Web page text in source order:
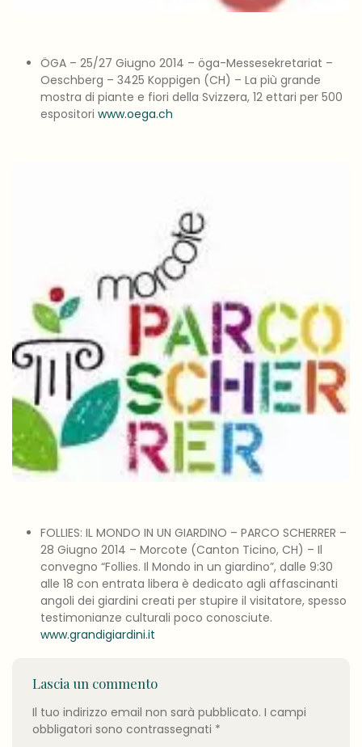
ÖGA – 25/27 Giugno 2014 – öga-Messesekretariat –
Oeschberg – 3425 Koppigen (CH) – La più grande
mostra di piante e fiori della Svizzera, 12 ettari per 500
espositori www.oega.ch
FOLLIES: IL MONDO IN UN GIARDINO – PARCO SCHERRER –
28 Giugno 2014 – Morcote (Canton Ticino, CH) – Il
convegno “Follies. Il Mondo in un giardino”, dalle 9:30
alle 18 con entrata libera è dedicato agli affascinanti
angoli dei giardini creati per stupire il visitatore, spesso
testimonianze culturali poco conosciute.
www.grandigiardini.it
Lascia un commento
Il tuo indirizzo email non sarà pubblicato. I campi
obbligatori sono contrassegnati *